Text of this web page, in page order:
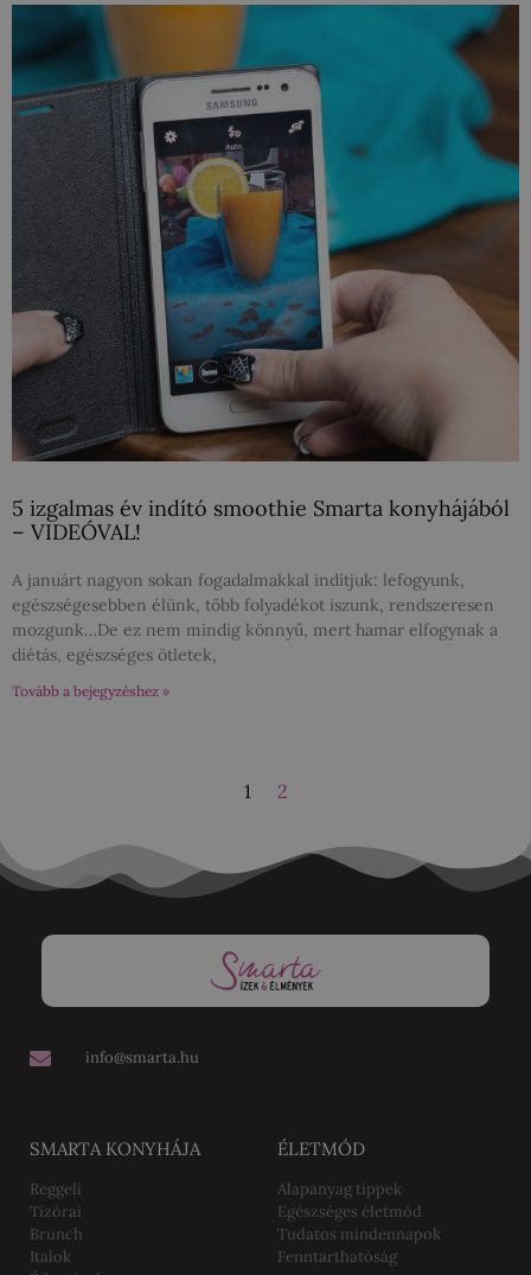
5 izgalmas év indító smoothie Smarta konyhájából
– VIDEÓVAL!
A januárt nagyon sokan fogadalmakkal indítjuk: lefogyunk,
egészségesebben élünk, több folyadékot iszunk, rendszeresen
mozgunk…De ez nem mindig könnyű, mert hamar elfogynak a
diétás, egészséges ötletek,
Tovább a bejegyzéshez »
1 2
info@smarta.hu
SMARTA KONYHÁJA
Reggeli
Tízórai
Brunch
Italok
ÉLETMÓD
Alapanyag tippek
Egészséges életmód
Tudatos mindennapok
Fenntarthatóság